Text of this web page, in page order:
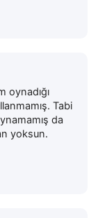
oynadığı
Tabi
da
yoksun.